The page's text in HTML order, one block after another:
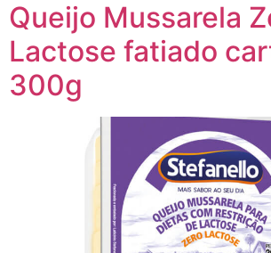
Queijo Mussarela
Lactose fatiado
300g